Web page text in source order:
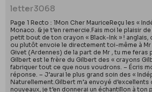
letter3068
Page 1 Recto : 1Mon Cher MauriceReçu les «
Monaco. & je t’en remercie.Fais moi le plaisir
petit bout de ton crayon « Black-Ink » ! anglais,
ou plutôt envoie le directement toi-même à
Givet (Ardennes) de la part de Mr , tu me feras
Gilbert est le frère du Gilbert des « crayons
fabriquer tout ce que nous voudrons. – Écris
réponse. – J’aurai le plus grand soin des «
Naturellement.Gilbert m’a envoyé d’excellents
nouveaux, je t’en donnerai un échantillon à ton